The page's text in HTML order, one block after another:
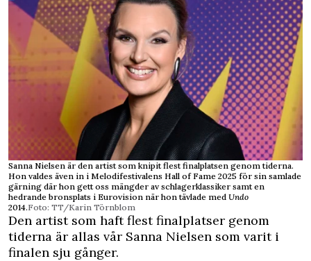
Sanna Nielsen är den artist som knipit flest finalplatsen genom tiderna.
Hon valdes även in i Melodifestivalens Hall of Fame 2025 för sin samlade
gärning där hon gett oss mängder av schlagerklassiker samt en
hedrande bronsplats i Eurovision när hon tävlade med Undo
2014.Foto: TT/Karin Törnblom
Den artist som haft flest finalplatser genom
tiderna är allas vår Sanna Nielsen som varit i
finalen sju gånger.